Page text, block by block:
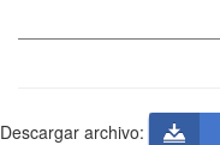
Descargar archivo: